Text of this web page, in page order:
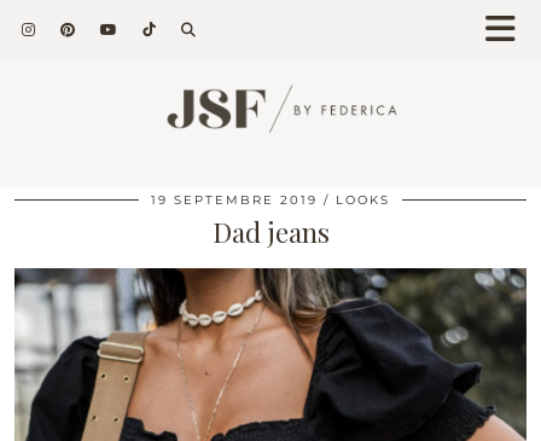
19 SEPTEMBRE 2019 LOOKS
Dad jeans